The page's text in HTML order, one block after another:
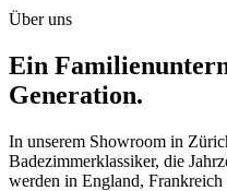
Über uns
Ein
Generation.
In unserem Showroom in
Badezimmerklassiker, die
werden in England,